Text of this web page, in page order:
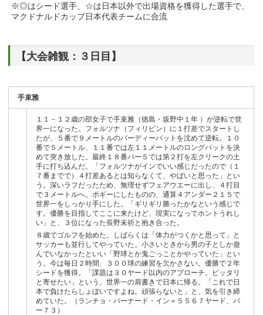
※◎はシード選手、☆は日本以外で出場資格を獲得した選手で、
マクドナルドカップ日本代表チームに合流
【大会雑観：３日目】
手束雅
１１－１２歳の部女子で手束雅（徳島・坂野中１年 ）が逆転で世
界一になった。フォルツナ（フィリピン）に１打差でスタートし
たが、５番で９メートルのバーディーパットを沈めて逆転。１０
番で５メートル、１１番では左１１メートルのロングパットを決
めて突き放した。最終１８番パー５では第２打を左クリークの土
手に打ち込んだ。「フォルツナがインでいい感じだったので（１
７番までで）４打差あるとは知らなくて、やばいと思った」とい
う。深いラフだったため、無理せずフェアウエーに出し、４打目
で３メートルへ。ボギーにしたものの、通算４アンダー２１５で
世界一をしっかり手にした。「ギリギリ勝ったかなという感じで
す。優勝を目指してここに来たけど、現実になってホントうれし
い」と、３位になった長野未祈と抱き合った。
８歳でゴルフを始めた。しばらくは「体力がつくかと思って」と
サッカーも並行してやっていた。小さいときから男の子としか遊
んでいなかったといい「野球とか鬼ごっことかやっていた」とい
う。今は毎日２時間、３００球の練習を欠かさない。優勝で２年
シードを獲得。「課題は３０ヤード以内のアプローチ。ピッタリ
と寄せたい」という。世界一の肩書きで日本に帰る。「これで日
本で負けたらしょぼいですよね。頑張らないと」と、気を引き締
めていた。（ランチョ・バーナード・イン＝５５６７ヤード、パ
ー７３）